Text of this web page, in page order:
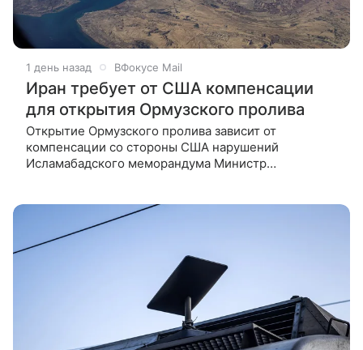
1 день назад ВФокусе Mail
Иран требует от США компенсации
для открытия Ормузского пролива
Открытие Ормузского пролива зависит от
компенсации со стороны США нарушений
Исламабадского меморандума Министр